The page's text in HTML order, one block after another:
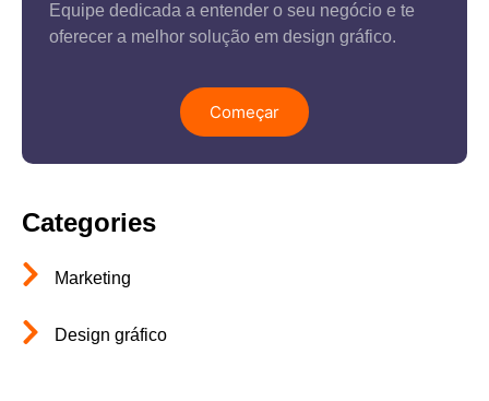
Equipe dedicada a entender o seu negócio e te
oferecer a melhor solução em design gráfico.
Começar
Categories
Marketing
Design gráfico